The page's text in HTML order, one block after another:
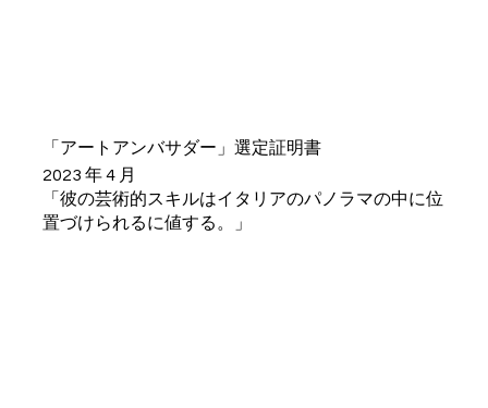
「アートアンバサダー」選定証明書
2023 年 4 月
「彼の芸術的スキルはイタリアのパノラマの中に位
置づけられるに値する。」